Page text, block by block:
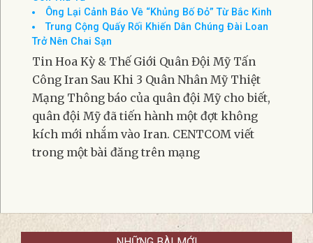
Các Điểm Chính Từ Bài Phát Biểu Của Ông Trump
Về Tính Toàn Vẹn Bầu Cử
Tòa Phúc thẩm Liên bang Cho Phép Có Người Hộ
Tống Các Nhà Báo
Phó Tổng Thống Vance Và Phu Nhân Vừa Có Đứa
Con Thứ Tư
Ông Lại Cảnh Báo Về “Khủng Bố Đỏ” Từ Bắc Kinh
Trung Cộng Quấy Rối Khiến Dân Chúng Đài Loan
Trở Nên Chai Sạn
Tin Hoa Kỳ & Thế Giới Quân Đội Mỹ Tấn
Công Iran Sau Khi 3 Quân Nhân Mỹ Thiệt
kích mới nhắm vào Iran. CENTCOM viết
trong một bài đăng trên mạng